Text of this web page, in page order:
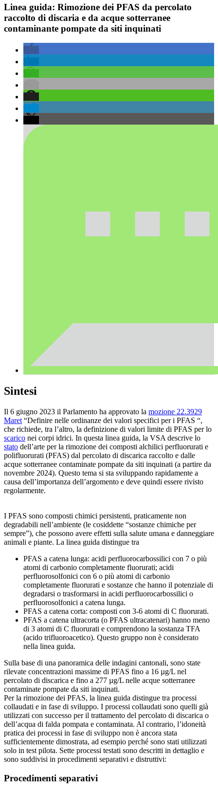
Linea guida: Rimozione dei PFAS da percolato
raccolto di discaria e da acque sotterranee
contaminante pompate da siti inquinati
Sintesi
Il 6 giugno 2023 il Parlamento ha approvato la mozione 22.3929
Maret “Definire nelle ordinanze dei valori specifici per i PFAS “,
che richiede, tra l’altro, la definizione di valori limite di PFAS per lo
scarico nei corpi idrici. In questa linea guida, la VSA descrive lo
stato dell’arte per la rimozione dei composti alchilici perfluorurati e
polifluorurati (PFAS) dal percolato di discarica raccolto e dalle
acque sotterranee contaminate pompate da siti inquinati (a partire da
novembre 2024). Questo tema si sta sviluppando rapidamente a
causa dell’importanza dell’argomento e deve quindi essere rivisto
regolarmente.
I PFAS sono composti chimici persistenti, praticamente non
degradabili nell’ambiente (le cosiddette “sostanze chimiche per
sempre”), che possono avere effetti sulla salute umana e danneggiare
animali e piante. La linea guida distingue tra
PFAS a catena lunga: acidi perfluorocarbossilici con 7 o più
atomi di carbonio completamente fluorurati; acidi
perfluorosolfonici con 6 o più atomi di carbonio
completamente fluorurati e sostanze che hanno il potenziale di
degradarsi o trasformarsi in acidi perfluorocarbossilici o
perfluorosolfonici a catena lunga.
PFAS a catena corta: composti con 3-6 atomi di C fluorurati.
PFAS a catena ultracorta (o PFAS ultracatenari) hanno meno
di 3 atomi di C fluorurati e comprendono la sostanza TFA
(acido trifluoroacetico). Questo gruppo non è considerato
nella linea guida.
Sulla base di una panoramica delle indagini cantonali, sono state
rilevate concentrazioni massime di PFAS fino a 16 µg/L nel
percolato di discarica e fino a 277 µg/L nelle acque sotterranee
contaminate pompate da siti inquinati.
Per la rimozione dei PFAS, la linea guida distingue tra processi
collaudati e in fase di sviluppo. I processi collaudati sono quelli già
utilizzati con successo per il trattamento del percolato di discarica o
dell’acqua di falda pompata e contaminata. Al contrario, l’idoneità
pratica dei processi in fase di sviluppo non è ancora stata
sufficientemente dimostrata, ad esempio perché sono stati utilizzati
solo in test pilota. Sette processi testati sono descritti in dettaglio e
sono suddivisi in procedimenti separativi e distruttivi:
Procedimenti separativi